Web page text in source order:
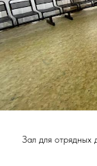
Зал для отрядных